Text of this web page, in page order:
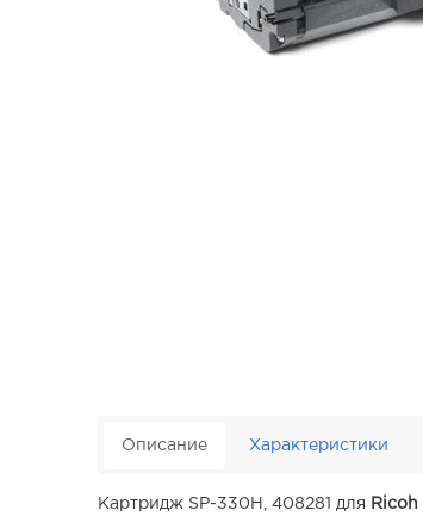
Описание Характеристики
Картридж SP-330H, 408281 для Ricoh